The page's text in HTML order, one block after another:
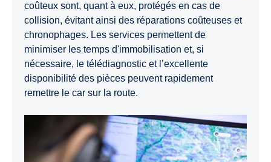
coûteux sont, quant à eux, protégés en cas de
collision, évitant ainsi des réparations coûteuses et
chronophages. Les services permettent de
minimiser les temps d'immobilisation et, si
nécessaire, le télédiagnostic et l’excellente
disponibilité des pièces peuvent rapidement
remettre le car sur la route.